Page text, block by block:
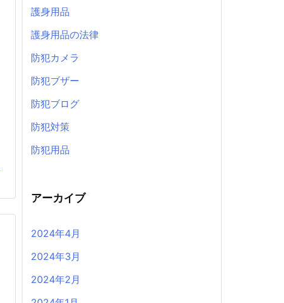
護身用品
護身用品の法律
防犯カメラ
防犯ブザー
防犯ブログ
防犯対策
防犯用品
アーカイブ
2024年4月
2024年3月
2024年2月